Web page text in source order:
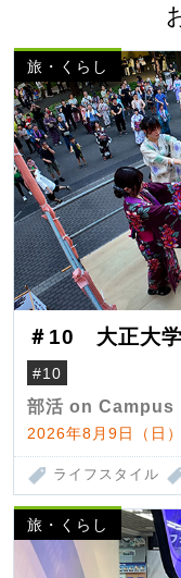
旅・くらし
＃10 大正大学
#10
部活 on Campus
2026年8月9日（日
ライフスタイル
旅・くらし